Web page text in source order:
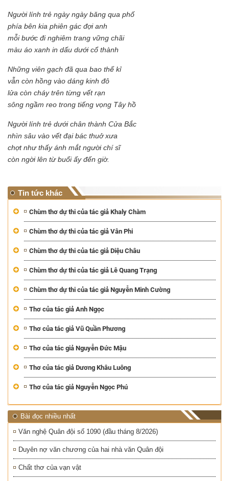
Người lính trẻ ngày ngày băng qua phố
phía bên kia phiên gác đợi anh
mỗi bước đi nghiêm trang vững chãi
màu áo xanh in dấu dưới cổ thành
Những viên gạch đã qua bao thế kỉ
vẫn còn hồng vào dáng kinh đô
lửa còn cháy trên từng vết rạn
sông ngầm reo trong tiếng vọng Tây hồ
Người lính trẻ dưới chân thành Cửa Bắc
nhìn sâu vào vết đại bác thuở xưa
chợt như thấy ánh mắt người chí sĩ
còn ngời lên từ buổi ấy đến giờ.
Tin tức khác
Chùm thơ dự thi của tác giả Khaly Chàm
Chùm thơ dự thi của tác giả Vân Phi
Chùm thơ dự thi của tác giả Diệu Châu
Chùm thơ dự thi của tác giả Lê Quang Trạng
Chùm thơ dự thi của tác giả Nguyễn Minh Cường
Thơ của tác giả Anh Ngọc
Thơ của tác giả Vũ Quần Phương
Thơ của tác giả Nguyễn Đức Mậu
Thơ của tác giả Dương Khâu Luông
Thơ của tác giả Nguyễn Ngọc Phú
Bài đọc nhiều nhất
Văn nghệ Quân đội số 1090 (đầu tháng 8/2026)
Duyên nợ văn chương của hai nhà văn Quân đội
Chất thơ của vạn vật